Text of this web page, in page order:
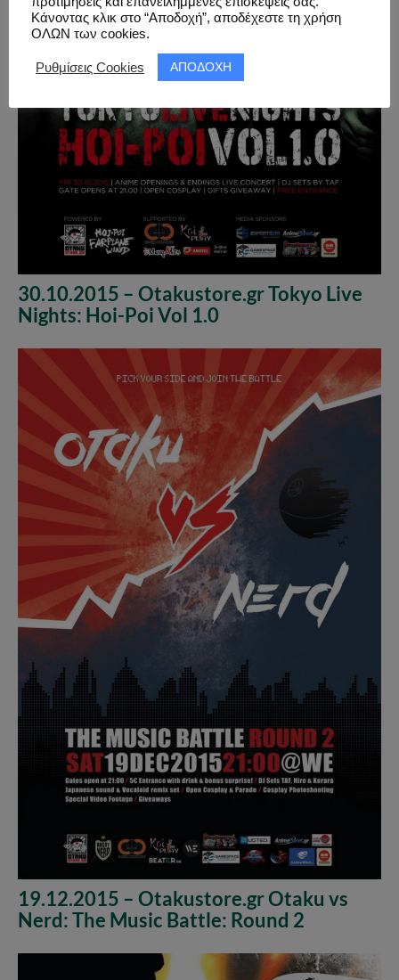
30.10.2015 – Otakustore.gr Tokyo Live
Nights: Hoi-Poi Vol 1.0
19.12.2015 – Otakustore.gr Otaku vs
Nerd: The Music Battle: Round 2
Κάνοντας κλικ στο “Αποδοχή”, αποδέχεστε τη χρήση
ΟΛΩΝ των cookies.
Ρυθμίσεις Cookies ΑΠΟΔΟΧΗ